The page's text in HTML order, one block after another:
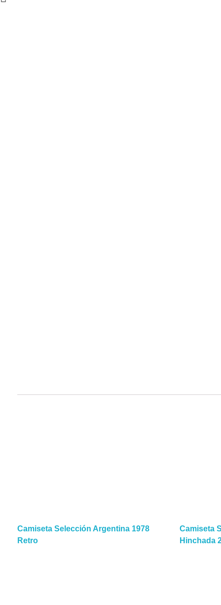
Camiseta Selección Argentina 1978
Retro
Camiseta
Hinchada